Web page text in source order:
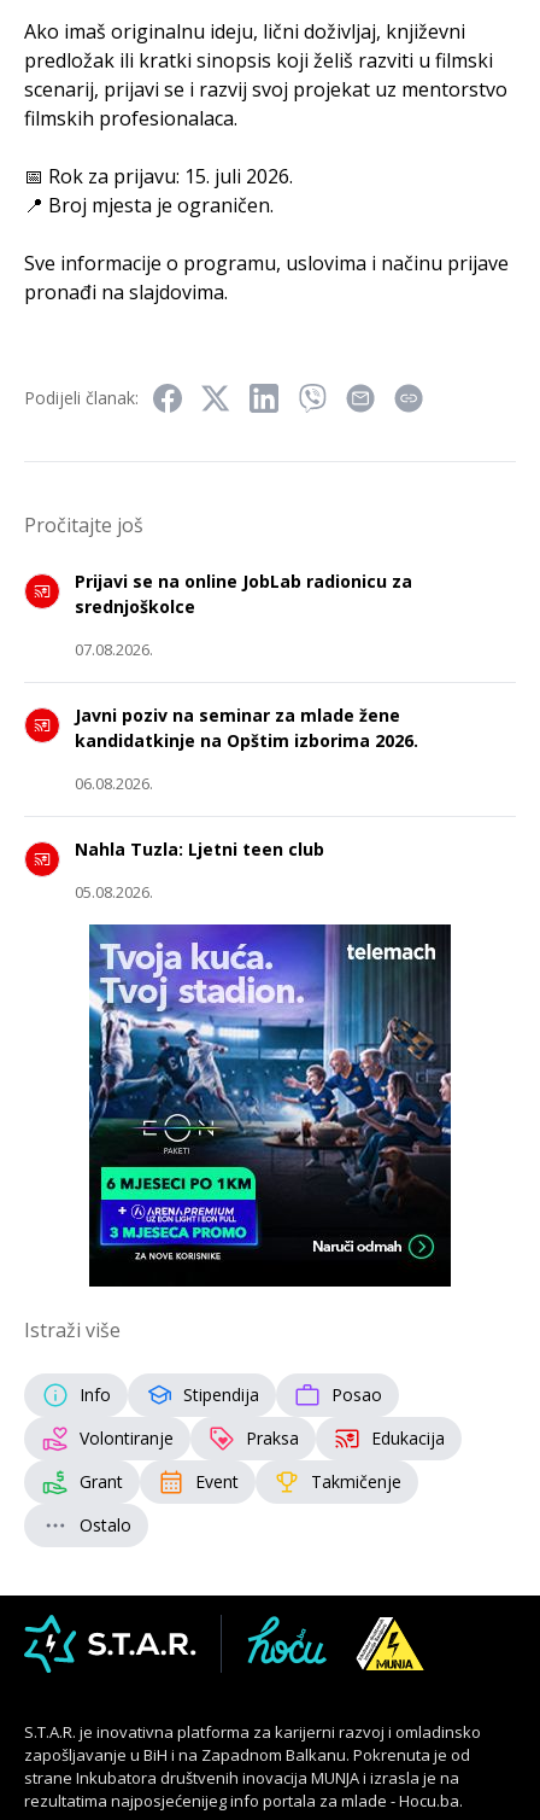
Ako imaš originalnu ideju, lični doživljaj, književni
predložak ili kratki sinopsis koji želiš razviti u filmski
scenarij, prijavi se i razvij svoj projekat uz mentorstvo
filmskih profesionalaca.
📅 Rok za prijavu: 15. juli 2026.
📍 Broj mjesta je ograničen.
Sve informacije o programu, uslovima i načinu prijave
pronađi na slajdovima.
Podijeli članak:
Pročitajte još
Prijavi se na online JobLab radionicu za
srednjoškolce
07.08.2026.
Javni poziv na seminar za mlade žene
kandidatkinje na Opštim izborima 2026.
06.08.2026.
Nahla Tuzla: Ljetni teen club
05.08.2026.
Istraži više
Info Stipendija
Posao
Volontiranje
Praksa
Edukacija
Grant
Event
Takmičenje
Ostalo
S.T.A.R. je inovativna platforma za karijerni razvoj i omladinsko
zapošljavanje u BiH i na Zapadnom Balkanu. Pokrenuta je od
strane Inkubatora društvenih inovacija MUNJA i izrasla je na
rezultatima najposjećenijeg info portala za mlade - Hocu.ba.